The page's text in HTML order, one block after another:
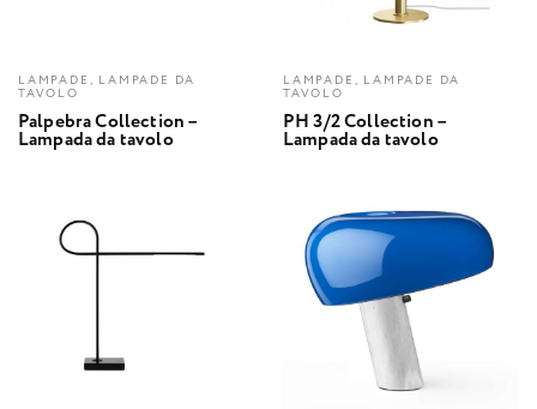
LAMPADE, LAMPADE DA
TAVOLO
Palpebra Collection –
Lampada da tavolo
LAMPADE, LAMPADE DA
TAVOLO
PH 3/2 Collection –
Lampada da tavolo